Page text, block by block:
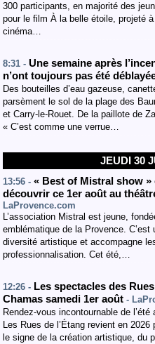
300 participants, en majorité des
pour le film À la belle étoile, projeté
cinéma…
8:31 - Une semaine après
n’ont toujours pas été
Des bouteilles d’eau gazeuse,
parsèment le sol de la plage des
et Carry-le-Rouet. De la paillote de
« C’est comme une verrue…
JEUDI 30
13:56 - « Best of Mistral show
découvrir ce 1er août au
LaProvence.com
L’association Mistral est jeune,
emblématique de la Provence.
diversité artistique et accompagne
professionnalisation. Cet été,…
12:26 - Les spectacles des
Chamas samedi 1er août -
Rendez-vous incontournable de
Les Rues de l’Étang revient en
le signe de la création artistique, du